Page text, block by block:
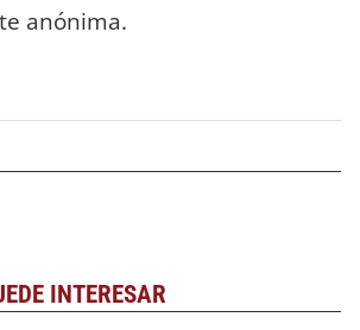
anónima.
INTERESAR